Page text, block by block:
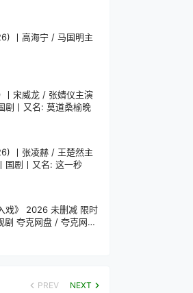
丨高海宁 / 马国明主
宋威龙 / 张婧仪主演
剧丨又名: 莫道桑榆晚
丨张凌赫 / 王楚然主
国剧丨又名: 这一秒
戏》 2026 未删减 限时
夸克网盘 / 夸克网盘
PREV NEXT